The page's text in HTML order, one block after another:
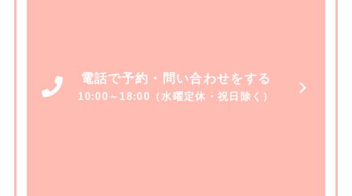
電話で予約・問い合わせをする
10:00～18:00（水曜定休・祝日除く）